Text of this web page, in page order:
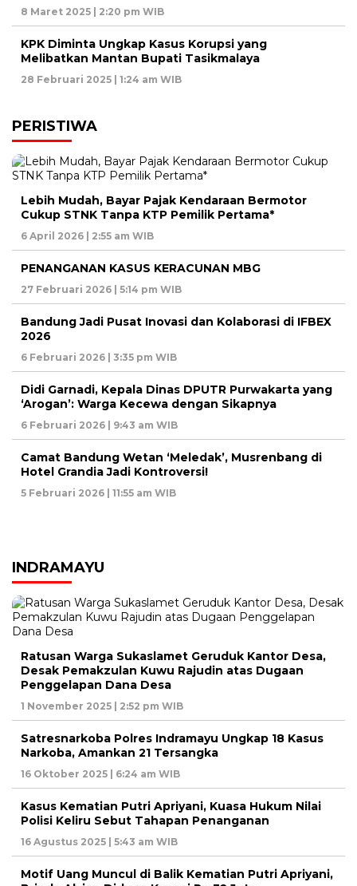
8 Maret 2025 | 2:20 pm WIB
KPK Diminta Ungkap Kasus Korupsi yang
Melibatkan Mantan Bupati Tasikmalaya
28 Februari 2025 | 1:24 am WIB
PERISTIWA
Lebih Mudah, Bayar Pajak Kendaraan Bermotor
Cukup STNK Tanpa KTP Pemilik Pertama*
6 April 2026 | 2:55 am WIB
PENANGANAN KASUS KERACUNAN MBG
27 Februari 2026 | 5:14 pm WIB
Bandung Jadi Pusat Inovasi dan Kolaborasi di IFBEX
2026
6 Februari 2026 | 3:35 pm WIB
Didi Garnadi, Kepala Dinas DPUTR Purwakarta yang
‘Arogan’: Warga Kecewa dengan Sikapnya
6 Februari 2026 | 9:43 am WIB
Camat Bandung Wetan ‘Meledak’, Musrenbang di
Hotel Grandia Jadi Kontroversi!
5 Februari 2026 | 11:55 am WIB
INDRAMAYU
Ratusan Warga Sukaslamet Geruduk Kantor Desa,
Desak Pemakzulan Kuwu Rajudin atas Dugaan
Penggelapan Dana Desa
1 November 2025 | 2:52 pm WIB
Satresnarkoba Polres Indramayu Ungkap 18 Kasus
Narkoba, Amankan 21 Tersangka
16 Oktober 2025 | 6:24 am WIB
Kasus Kematian Putri Apriyani, Kuasa Hukum Nilai
Polisi Keliru Sebut Tahapan Penanganan
16 Agustus 2025 | 5:43 am WIB
Motif Uang Muncul di Balik Kematian Putri Apriyani,